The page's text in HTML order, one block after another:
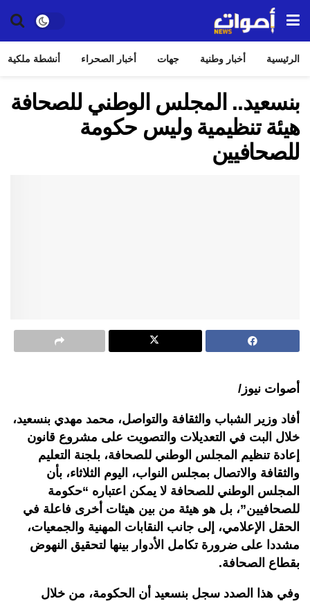
الرئيسية أخبار وطنية جهات أخبار الصحراء أنشطة ملكية
بنسعيد.. المجلس الوطني للصحافة
هيئة تنظيمية وليس حكومة
للصحافيين
أصوات نيوز/
أفاد وزير الشباب والثقافة والتواصل، محمد مهدي بنسعيد،
خلال البت في التعديلات والتصويت على مشروع قانون
إعادة تنظيم المجلس الوطني للصحافة، بلجنة التعليم
والثقافة والاتصال بمجلس النواب، اليوم الثلاثاء، بأن
المجلس الوطني للصحافة لا يمكن اعتباره “حكومة
للصحافيين”، بل هو هيئة من بين هيئات أخرى فاعلة في
الحقل الإعلامي، إلى جانب النقابات المهنية والجمعيات،
مشددا على ضرورة تكامل الأدوار بينها لتحقيق النهوض
بقطاع الصحافة.
وفي هذا الصدد سجل بنسعيد أن الحكومة، من خلال